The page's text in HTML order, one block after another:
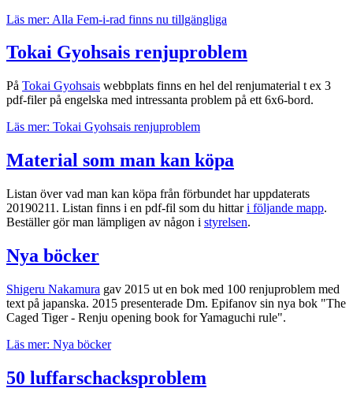
Läs mer: Alla Fem-i-rad finns nu tillgängliga
Tokai Gyohsais renjuproblem
På Tokai Gyohsais webbplats finns en hel del renjumaterial t ex 3
pdf-filer på engelska med intressanta problem på ett 6x6-bord.
Läs mer: Tokai Gyohsais renjuproblem
Material som man kan köpa
Listan över vad man kan köpa från förbundet har uppdaterats
20190211. Listan finns i en pdf-fil som du hittari följande mapp.
Beställer gör man lämpligen av någon i styrelsen.
Nya böcker
Shigeru Nakamura gav 2015 ut en bok med 100 renjuproblem med
text på japanska. 2015 presenterade Dm. Epifanov sin nya bok "The
Caged Tiger - Renju opening book for Yamaguchi rule".
Läs mer: Nya böcker
50 luffarschacksproblem